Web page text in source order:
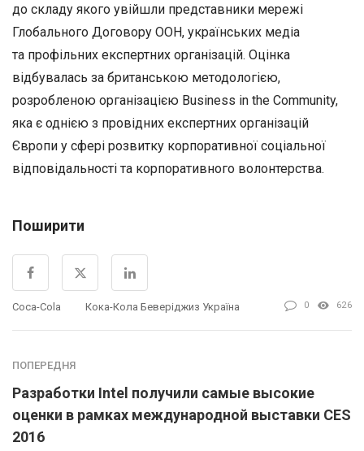
до складу якого увійшли представники мережі
Глобального Договору ООН, українських медіа
та профільних експертних організацій. Оцінка
відбувалась за британською методологією,
розробленою організацією Business in the Community,
яка є однією з провідних експертних організацій
Європи у сфері розвитку корпоративної соціальної
відповідальності та корпоративного волонтерства.
Поширити
Coca-Cola Кока-Кола Беверіджиз Україна 0 626
ПОПЕРЕДНЯ
Разработки Intel получили самые высокие
оценки в рамках международной выставки CES
2016